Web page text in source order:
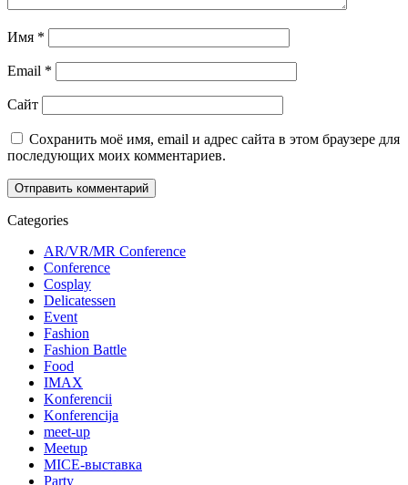
Имя *
Email *
Сайт
Сохранить моё имя, email и адрес сайта в этом браузере для
последующих моих комментариев.
Categories
AR/VR/MR Conference
Conference
Cosplay
Delicatessen
Event
Fashion
Fashion Battle
Food
IMAX
Konferencii
Konferencija
meet-up
Meetup
MICE-выставка
Party